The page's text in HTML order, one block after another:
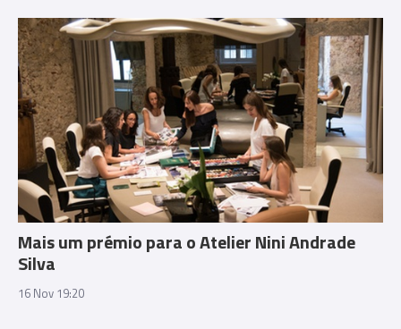
Mais um prémio para o Atelier Nini Andrade
Silva
16 Nov 19:20